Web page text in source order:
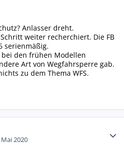
Anlasser dreht.
weiter recherchiert. Die FB
serienmäßig.
den frühen Modellen
Art von Wegfahrsperre gab.
zu dem Thema WFS.
Mai 2020